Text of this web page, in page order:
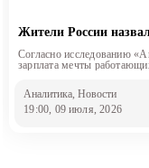
Жители России
Согласно исследованию
зарплата мечты
Аналитика , Новости
19:00, 09 июля, 2026